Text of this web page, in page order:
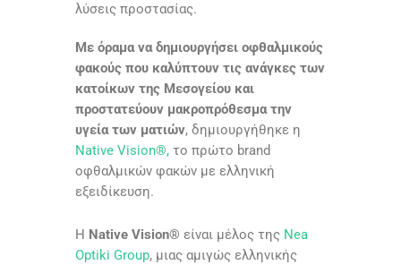
λύσεις προστασίας.
Με όραμα να δημιουργήσει οφθαλμικούς
φακούς που καλύπτουν τις ανάγκες των
κατοίκων της Μεσογείου και
προστατεύουν μακροπρόθεσμα την
υγεία των ματιών, δημιουργήθηκε η
Native Vision®, το πρώτο brand
οφθαλμικών φακών με ελληνική
εξειδίκευση.
Η Native Vision® είναι μέλος της Nea
Optiki Group, μιας αμιγώς ελληνικής